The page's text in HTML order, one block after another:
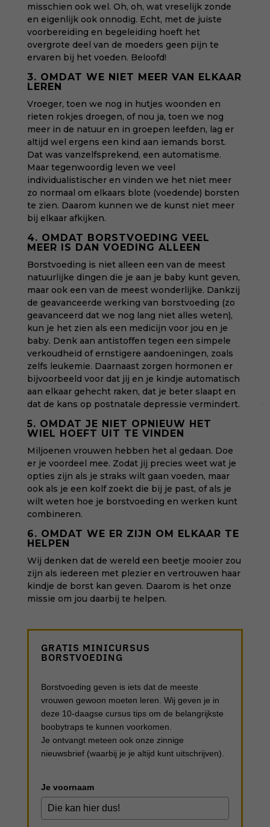
misschien ook wel. Oh, oh, wat vreselijk zonde
en eigenlijk ook onnodig. Echt, met de juiste
voorbereiding en begeleiding hoeft het
overgrote deel van de moeders geen pijn te
ervaren bij het voeden. Beloofd!
3. OMDAT WE NIET MEER VAN ELKAAR
LEREN
Vroeger, toen we nog in hutjes woonden en
rieten rokjes droegen, of nou ja, toen we nog
meer in de natuur en in groepen leefden, lag er
altijd wel ergens een kind aan iemands borst.
Dat was vanzelfsprekend, een automatisme.
Maar tegenwoordig leven we veel
individualistischer en vinden we het niet meer
zo normaal om elkaars blote (voedende) borsten
te zien. Daarom kunnen we de kunst niet meer
bij elkaar afkijken.
4. OMDAT BORSTVOEDING VEEL
MEER IS DAN VOEDING ALLEEN
Borstvoeding is niet alleen een van de meest
natuurlijke dingen die je aan je baby kunt geven,
maar ook een van de meest wonderlijke. Dankzij
de geavanceerde werking van borstvoeding (zo
geavanceerd dat we nog lang niet alles weten),
kun je het zien als een medicijn voor jou en je
baby. Denk aan antistoffen tegen een simpele
verkoudheid of ernstigere aandoeningen, zoals
zelfs leukemie. Daarnaast zorgen hormonen er
bijvoorbeeld voor dat jij en je kindje automatisch
aan elkaar gehecht raken, dat je beter slaapt en
dat de kans op postnatale depressie vermindert.
5. OMDAT JE NIET OPNIEUW HET
WIEL HOEFT UIT TE VINDEN
Miljoenen vrouwen hebben het al gedaan. Doe
er je voordeel mee. Zodat jij precies weet wat je
opties zijn als je straks wilt gaan voeden, maar
ook als je een kolf zoekt die bij je past, of als je
wilt weten hoe je borstvoeding en werken kunt
combineren.
6. OMDAT WE ER ZIJN OM ELKAAR TE
HELPEN
Wij denken dat de wereld een beetje mooier zou
zijn als iedereen met plezier en vertrouwen haar
kindje de borst kan geven. Daarom is het onze
missie om jou daarbij te helpen.
GRATIS MINICURSUS
BORSTVOEDING
Borstvoeding geven is iets dat de meeste
vrouwen gewoon moeten leren. Wij geven je in
deze 10-daagse cursus tips om de belangrijkste
boobytraps te kunnen voorkomen.
Je ontvangt meteen ook onze zinnige
nieuwsbrief (waarbij je je altijd kunt uitschrijven).
Je voornaam